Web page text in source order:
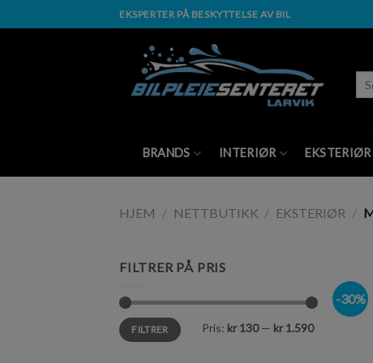
to
EKSPERTER PÅ BESKYTTELSE AV BIL
etter:
BRANDS INTERIØR EKSTERIØR
HJEM / NETTBUTIKK / EKSTERIØR /
FILTRER PÅ PRIS
FILTRER Pris: kr 130— kr 1.590
-30%